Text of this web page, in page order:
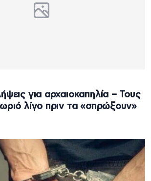
για αρχαιοκαπηλία – Τους
λίγο πριν τα «σπρώξουν»